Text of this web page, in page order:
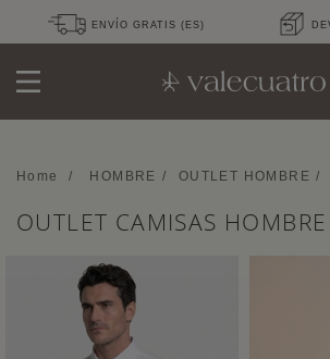
ENVÍO GRATIS (ES)
Home / HOMBRE / OUTLET HOMBRE /
OUTLET CAMISAS HOMBRE